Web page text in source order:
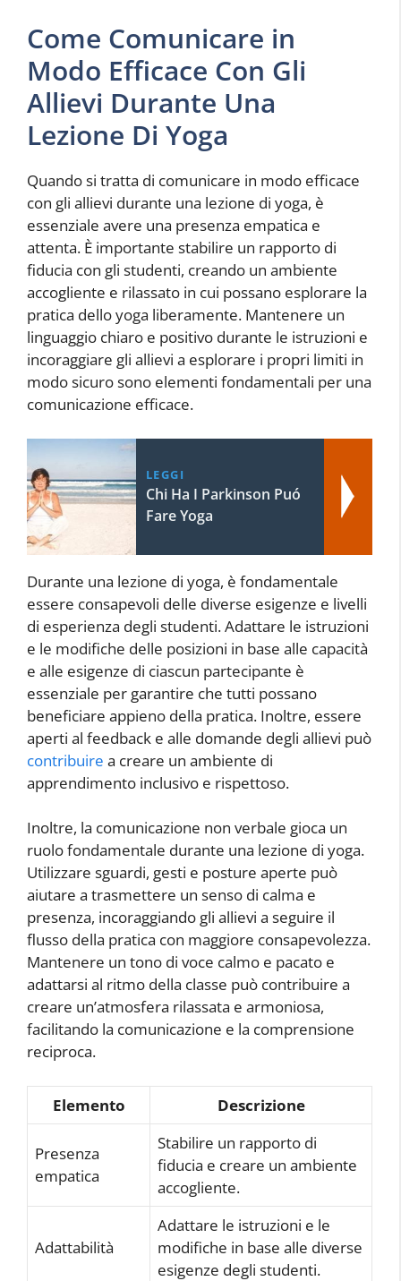
Come Comunicare in
Modo Efficace Con Gli
Allievi Durante Una
Lezione Di Yoga
Quando si tratta di comunicare in modo efficace
con gli allievi durante una lezione di yoga, è
essenziale avere una presenza empatica e
attenta. È importante stabilire un rapporto di
fiducia con gli studenti, creando un ambiente
accogliente e rilassato in cui possano esplorare la
pratica dello yoga liberamente. Mantenere un
linguaggio chiaro e positivo durante le istruzioni e
incoraggiare gli allievi a esplorare i propri limiti in
modo sicuro sono elementi fondamentali per una
comunicazione efficace.
LEGGI
Chi Ha I Parkinson Puó
Fare Yoga
Durante una lezione di yoga, è fondamentale
essere consapevoli delle diverse esigenze e livelli
di esperienza degli studenti. Adattare le istruzioni
e le modifiche delle posizioni in base alle capacità
e alle esigenze di ciascun partecipante è
essenziale per garantire che tutti possano
beneficiare appieno della pratica. Inoltre, essere
aperti al feedback e alle domande degli allievi può
contribuire a creare un ambiente di
apprendimento inclusivo e rispettoso.
Inoltre, la comunicazione non verbale gioca un
ruolo fondamentale durante una lezione di yoga.
Utilizzare sguardi, gesti e posture aperte può
aiutare a trasmettere un senso di calma e
presenza, incoraggiando gli allievi a seguire il
flusso della pratica con maggiore consapevolezza.
Mantenere un tono di voce calmo e pacato e
adattarsi al ritmo della classe può contribuire a
creare un’atmosfera rilassata e armoniosa,
facilitando la comunicazione e la comprensione
reciproca.
Elemento Descrizione
Presenza
empatica
Stabilire un rapporto di
fiducia e creare un ambiente
accogliente.
Adattabilità
Adattare le istruzioni e le
modifiche in base alle diverse
esigenze degli studenti.